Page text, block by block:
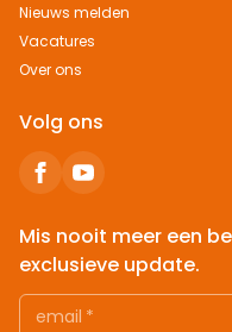
Nieuws melden
Vacatures
Over ons
Volg ons
Mis nooit meer een
exclusieve update.
email *